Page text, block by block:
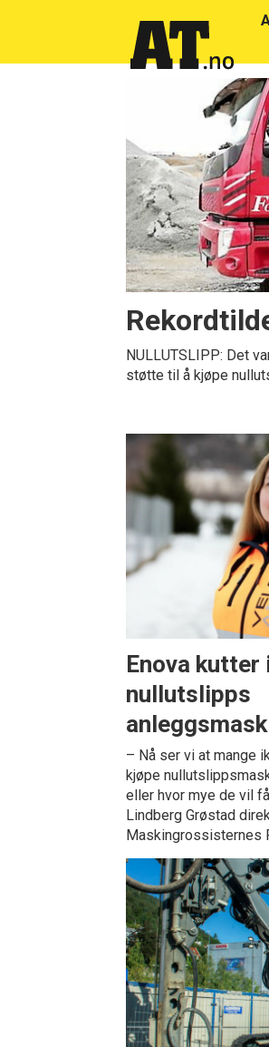
støtteordning
NULLUTSLIPP: Det
støtte til å kjøpe
Enova
nullutslipps
– Nå ser vi at mange
kjøpe
eller hvor mye de vil
Lindberg Grøstad
Maskingrossisternes